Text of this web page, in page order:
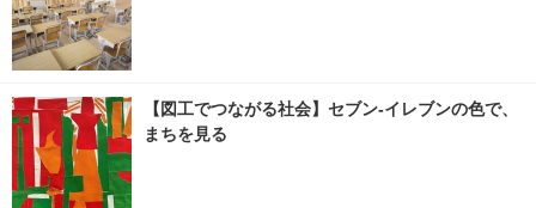
【図工でつながる社会】セブン‐イレブンの色で、
まちを見る